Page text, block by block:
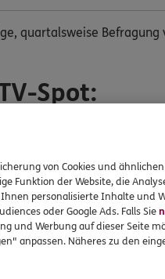
quartalsweise Befragung
Spot:
von Cookies und
Funktion der Website, die
personalisierte Inhalte und
oder Google Ads. Falls Sie
und Werbung auf dieser Seite
anpassen. Näheres zu den